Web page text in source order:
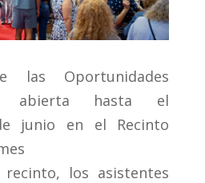
las Oportunidades
abierta hasta el
junio en el Recinto
los asistentes